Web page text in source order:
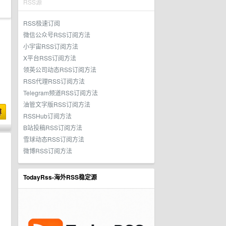
RSS源
RSS极速订阅
微信公众号RSS订阅方法
小宇宙RSS订阅方法
X平台RSS订阅方法
领英公司动态RSS订阅方法
RSS代理RSS订阅方法
Telegram频道RSS订阅方法
油管文字版RSS订阅方法
RSSHub订阅方法
B站投稿RSS订阅方法
雪球动态RSS订阅方法
微博RSS订阅方法
TodayRss-海外RSS稳定源